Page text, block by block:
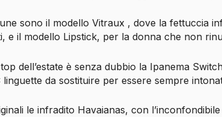
sono il modello Vitraux , dove la fettuccia
e il modello Lipstick, per la donna che non
dell’estate è senza dubbio la Ipanema
linguette da sostituire per essere sempre
le infradito Havaianas, con